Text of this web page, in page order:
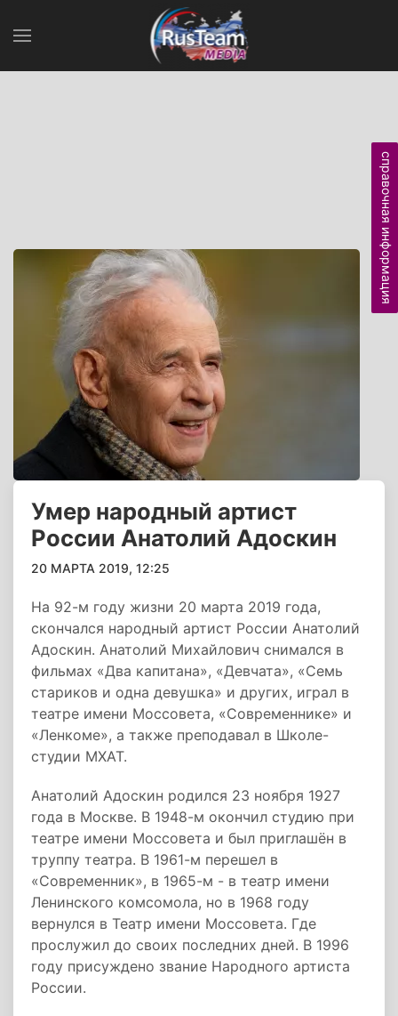
Умер народный артист
России Анатолий Адоскин
20 МАРТА 2019, 12:25
На 92-м году жизни 20 марта 2019 года,
скончался народный артист России Анатолий
Адоскин. Анатолий Михайлович снимался в
фильмах «Два капитана», «Девчата», «Семь
стариков и одна девушка» и других, играл в
театре имени Моссовета, «Современнике» и
«Ленкоме», а также преподавал в Школе-
студии МХАТ.
Анатолий Адоскин родился 23 ноября 1927
года в Москве. В 1948-м окончил студию при
театре имени Моссовета и был приглашён в
труппу театра. В 1961-м перешел в
«Современник», в 1965-м - в театр имени
Ленинского комсомола, но в 1968 году
вернулся в Театр имени Моссовета. Где
прослужил до своих последних дней. В 1996
году присуждено звание Народного артиста
России.
справочная информация